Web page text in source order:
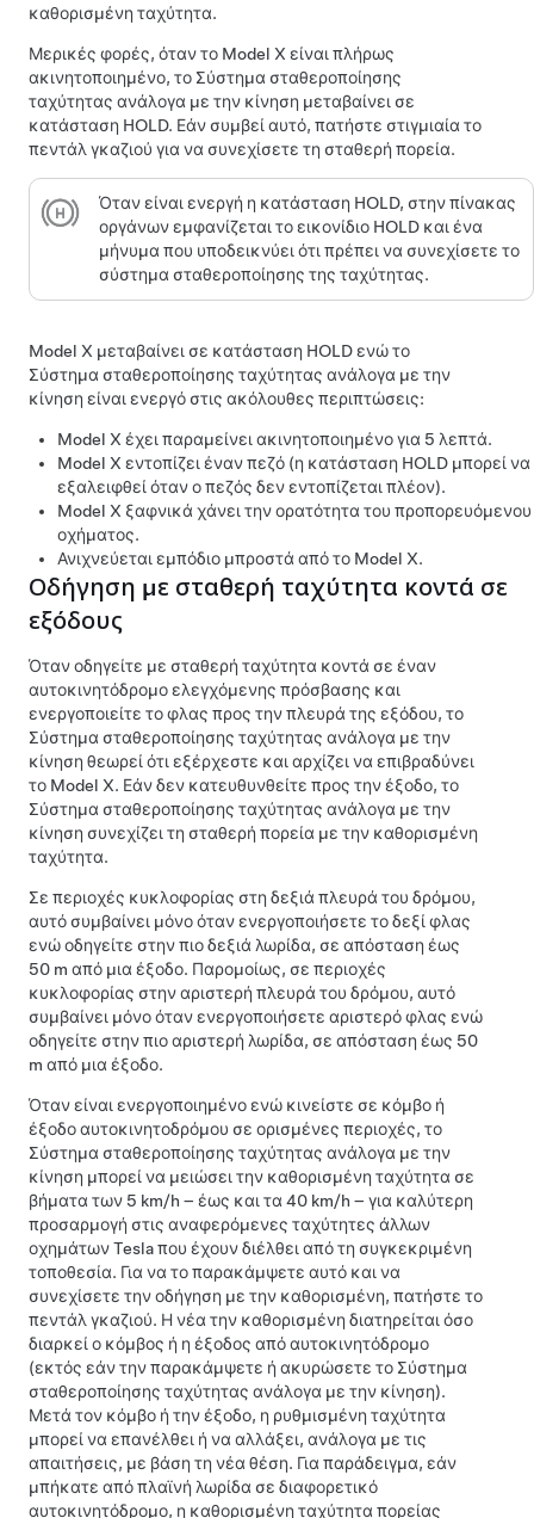
καθορισμένη ταχύτητα.
Μερικές φορές, όταν το Model X είναι πλήρως
ακινητοποιημένο, το Σύστημα σταθεροποίησης
ταχύτητας ανάλογα με την κίνηση μεταβαίνει σε
κατάσταση HOLD. Εάν συμβεί αυτό, πατήστε στιγμιαία το
πεντάλ γκαζιού για να συνεχίσετε τη σταθερή πορεία.
Όταν είναι ενεργή η κατάσταση HOLD, στηνπίνακας
οργάνωνεμφανίζεται το εικονίδιο HOLD και ένα
μήνυμα που υποδεικνύει ότι πρέπει να συνεχίσετε το
σύστημα σταθεροποίησης της ταχύτητας.
Model X μεταβαίνει σε κατάσταση HOLD ενώ το
Σύστημα σταθεροποίησης ταχύτητας ανάλογα με την
κίνηση είναι ενεργό στις ακόλουθες περιπτώσεις:
Model X έχει παραμείνει ακινητοποιημένο για 5 λεπτά.
Model X εντοπίζει έναν πεζό (η κατάσταση HOLD μπορεί να
εξαλειφθεί όταν ο πεζός δεν εντοπίζεται πλέον).
Model X ξαφνικά χάνει την ορατότητα του προπορευόμενου
οχήματος.
Ανιχνεύεται εμπόδιο μπροστά από το Model X.
Οδήγηση με σταθερή ταχύτητα κοντά σε
εξόδους
Όταν οδηγείτε με σταθερή ταχύτητα κοντά σε έναν
αυτοκινητόδρομο ελεγχόμενης πρόσβασης και
ενεργοποιείτε το φλας προς την πλευρά της εξόδου, το
Σύστημα σταθεροποίησης ταχύτητας ανάλογα με την
κίνηση θεωρεί ότι εξέρχεστε και αρχίζει να επιβραδύνει
το Model X. Εάν δεν κατευθυνθείτε προς την έξοδο, το
Σύστημα σταθεροποίησης ταχύτητας ανάλογα με την
κίνηση συνεχίζει τη σταθερή πορεία με την καθορισμένη
ταχύτητα.
Σε περιοχές κυκλοφορίας στη δεξιά πλευρά του δρόμου,
αυτό συμβαίνει μόνο όταν ενεργοποιήσετε το δεξί φλας
ενώ οδηγείτε στην πιο δεξιά λωρίδα, σε απόσταση έως
50 m από μια έξοδο. Παρομοίως, σε περιοχές
κυκλοφορίας στην αριστερή πλευρά του δρόμου, αυτό
συμβαίνει μόνο όταν ενεργοποιήσετε αριστερό φλας ενώ
οδηγείτε στην πιο αριστερή λωρίδα, σε απόσταση έως 50
m από μια έξοδο.
Όταν είναι ενεργοποιημένο ενώ κινείστε σε κόμβο ή
έξοδο αυτοκινητοδρόμου σε ορισμένες περιοχές, το
Σύστημα σταθεροποίησης ταχύτητας ανάλογα με την
κίνηση μπορεί να μειώσει την καθορισμένη ταχύτητα σε
βήματα των 5 km/h – έως και τα 40 km/h – για καλύτερη
προσαρμογή στις αναφερόμενες ταχύτητες άλλων
οχημάτων Tesla που έχουν διέλθει από τη συγκεκριμένη
τοποθεσία. Για να το παρακάμψετε αυτό και να
συνεχίσετε την οδήγηση με την καθορισμένη, πατήστε το
πεντάλ γκαζιού. Η νέα την καθορισμένη διατηρείται όσο
διαρκεί ο κόμβος ή η έξοδος από αυτοκινητόδρομο
(εκτός εάν την παρακάμψετε ή ακυρώσετε το Σύστημα
σταθεροποίησης ταχύτητας ανάλογα με την κίνηση).
Μετά τον κόμβο ή την έξοδο, η ρυθμισμένη ταχύτητα
μπορεί να επανέλθει ή να αλλάξει, ανάλογα με τις
απαιτήσεις, με βάση τη νέα θέση. Για παράδειγμα, εάν
μπήκατε από πλαϊνή λωρίδα σε διαφορετικό
αυτοκινητόδρομο, η καθορισμένη ταχύτητα πορείας